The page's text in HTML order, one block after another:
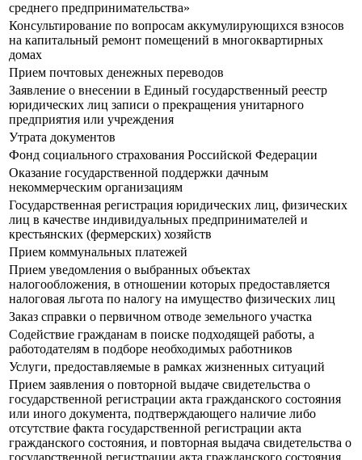
среднего предпринимательства»
Консультирование по вопросам аккумулирующихся взносов
на капитальный ремонт помещений в многоквартирных
домах
Прием почтовых денежных переводов
Заявление о внесении в Единый государственный реестр
юридических лиц записи о прекращения унитарного
предприятия или учреждения
Утрата документов
Фонд социального страхования Российской Федерации
Оказание государственной поддержки дачным
некоммерческим организациям
Государственная регистрация юридических лиц, физических
лиц в качестве индивидуальных предпринимателей и
крестьянских (фермерских) хозяйств
Прием коммунальных платежей
Прием уведомления о выбранных объектах
налогообложения, в отношении которых предоставляется
налоговая льгота по налогу на имущество физических лиц
Заказ справки о первичном отводе земельного участка
Содействие гражданам в поиске подходящей работы, а
работодателям в подборе необходимых работников
Услуги, предоставляемые в рамках жизненных ситуаций
Прием заявления о повторной выдаче свидетельства о
государственной регистрации акта гражданского состояния
или иного документа, подтверждающего наличие либо
отсутствие факта государственной регистрации акта
гражданского состояния, и повторная выдача свидетельства о
государственной регистрации акта гражданского состояния